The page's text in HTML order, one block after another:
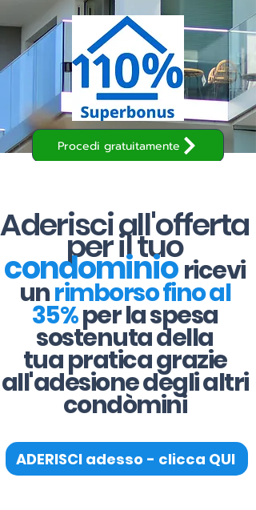
Procedi gratuitamente
Aderisci all'offerta
per il tuo
condominioricevi
unrimborso fino al
35%per la spesa
sostenuta della
tua pratica grazie
all'adesione degli altri
condòmini
ADERISCI adesso - clicca QUI